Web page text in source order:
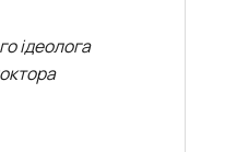
ідеолога